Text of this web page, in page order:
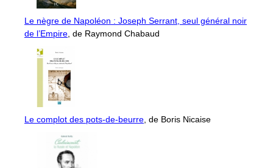
Le nègre de Napoléon : Joseph Serrant, seul général noir
de l’Empire , de Raymond Chabaud
Le complot des pots-de-beurre , de Boris Nicaise